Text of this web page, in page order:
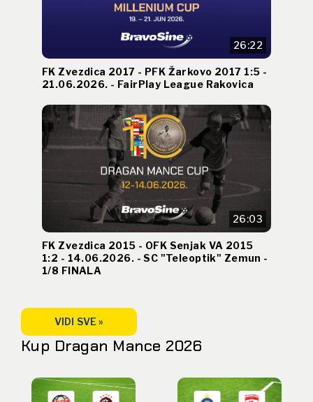
26:22
FK Zvezdica 2017 - PFK Žarkovo 2017 1:5 -
21.06.2026. - FairPlay League Rakovica
26:03
FK Zvezdica 2015 - OFK Senjak VA 2015
1:2 - 14.06.2026. - SC "Teleoptik" Zemun -
1/8 FINALA
VIDI SVE »
Kup Dragan Mance 2026